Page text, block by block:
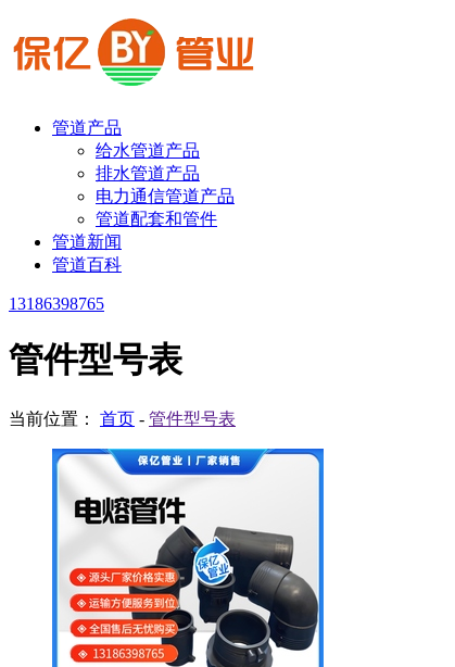
管道产品
给水管道产品
排水管道产品
电力通信管道产品
管道配套和管件
管道新闻
管道百科
13186398765
管件型号表
当前位置： 首页 - 管件型号表